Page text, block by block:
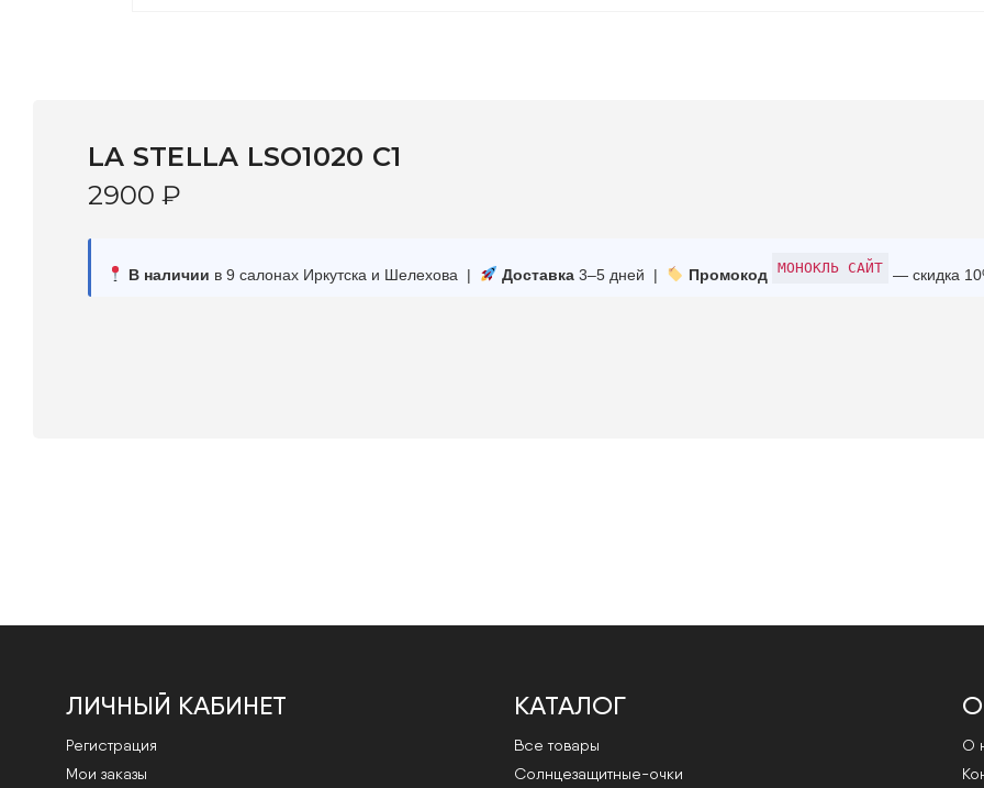
LA STELLA LSO1020 C1
2900 ₽
В наличии в 9 салонах Иркутска и Шелехова | Доставка3–5 дней | Промокод МОНОКЛЬ САЙТ — скидка
ЛИЧНЫЙ КАБИНЕТ
Регистрация
Мои заказы
КАТАЛОГ
Все товары
Cолнцезащитные-очки
О